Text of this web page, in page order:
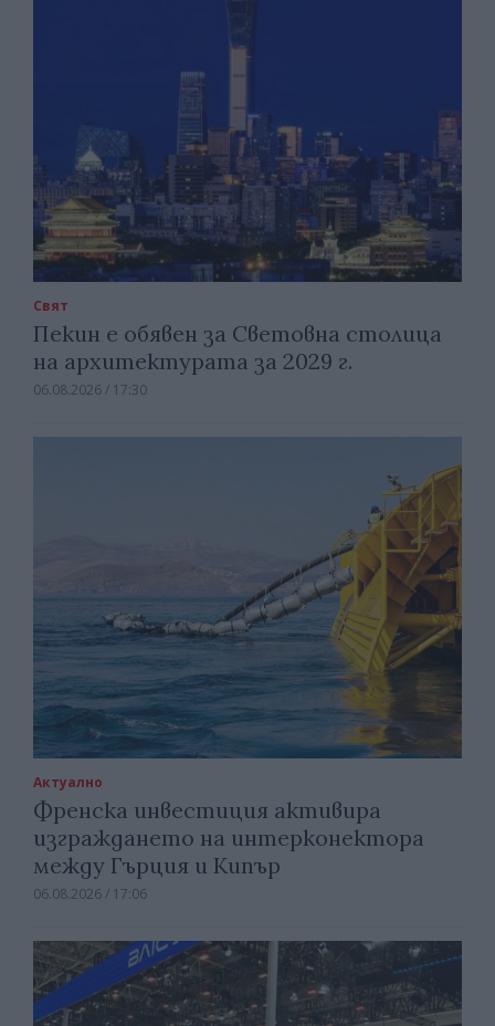
Свят
Пекин е обявен за Световна столица
на архитектурата за 2029 г.
06.08.2026 / 17:30
Актуално
Френска инвестиция активира
изграждането на интерконектора
между Гърция и Кипър
06.08.2026 / 17:06